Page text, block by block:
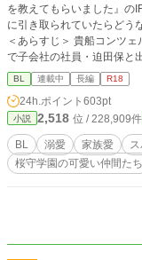
を教えてもらいました』の
に引き取られていたらどう
＜あらすじ＞ 貴船コンツ
で子会社の社員・迫田保と
親である美代に虐待され病
ったが父・保はショックの
過ごすうちに直純への並々
とを申し出て……。 『IFの世界 〜桜守学園の可愛い仲間たち』で連載してい
ましたが、長くなりそうな
した。 IFの世界とは繋がっ
8は当分出てきませんが、
BL 連載中 長編 R18
24h.ポイント 603pt
小説 2,518 位 / 228,909件
BL 溺愛 家族愛
桜守学園の可愛い仲間たち